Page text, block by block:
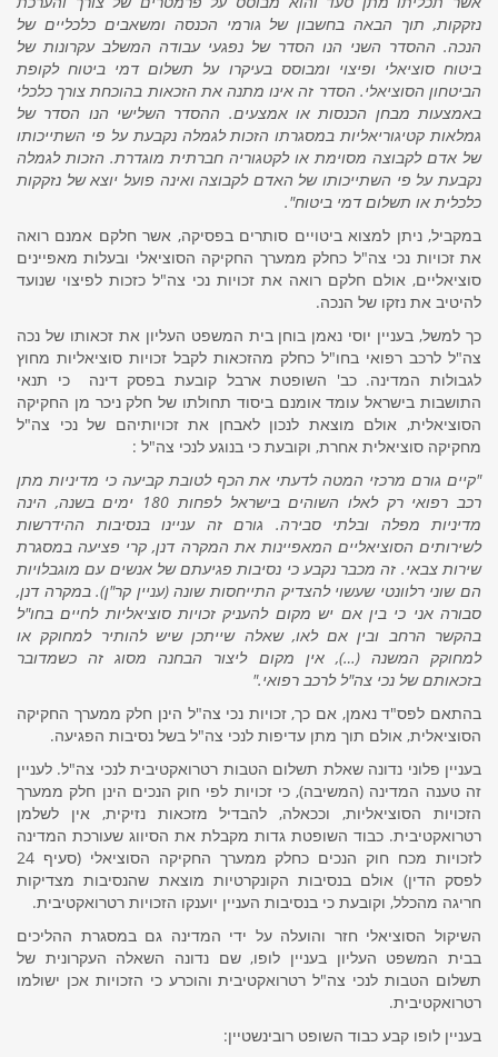
נזקקות, תוך הבאה בחשבון של גורמי הכנסה ומשאבים כלכליים של
הנכה. ההסדר השני הנו הסדר של נפגעי עבודה המשלב עקרונות של
ביטוח סוציאלי ופיצוי ומבוסס בעיקרו על תשלום דמי ביטוח לקופת
הביטחון הסוציאלי. הסדר זה אינו מתנה את הזכאות בהוכחת צורך כלכלי
באמצעות מבחן הכנסות או אמצעים. ההסדר השלישי הנו הסדר של
גמלאות קטיגוריאליות במסגרתו הזכות לגמלה נקבעת על פי השתייכותו
של אדם לקבוצה מסוימת או לקטגוריה חברתית מוגדרת. הזכות לגמלה
נקבעת על פי השתייכותו של האדם לקבוצה ואינה פועל יוצא של נזקקות
כלכלית או תשלום דמי ביטוח".
במקביל, ניתן למצוא ביטויים סותרים בפסיקה, אשר חלקם אמנם רואה
את זכויות נכי צה"ל כחלק ממערך החקיקה הסוציאלי ובעלות מאפיינים
סוציאליים, אולם חלקם רואה את זכויות נכי צה"ל כזכות לפיצוי שנועד
להיטיב את נזקו של הנכה.
כך למשל, בעניין יוסי נאמן בוחן בית המשפט העליון את זכאותו של נכה
צה"ל לרכב רפואי בחו"ל כחלק מהזכאות לקבל זכויות סוציאליות מחוץ
לגבולות המדינה. כב' השופטת ארבל קובעת בפסק דינה
כי תנאי
התושבות בישראל עומד אומנם ביסוד תחולתו של חלק ניכר מן החקיקה
הסוציאלית, אולם מוצאת לנכון לאבחן את זכויותיהם של נכי צה"ל
מחקיקה סוציאלית אחרת, וקובעת כי בנוגע לנכי צה"ל :
"קיים גורם מרכזי המטה לדעתי את הכף לטובת קביעה כי מדיניות מתן
רכב רפואי רק לאלו השוהים בישראל לפחות 180 ימים בשנה, הינה
מדיניות מפלה ובלתי סבירה. גורם זה עניינו בנסיבות ההידרשות
לשירותים הסוציאליים המאפיינות את המקרה דנן, קרי פציעה במסגרת
שירות צבאי. זה מכבר נקבע כי נסיבות פגיעתם של אנשים עם מוגבלויות
הם שוני רלוונטי שעשוי להצדיק התייחסות שונה (עניין קר"ן). במקרה דנן,
סבורה אני כי בין אם יש מקום להעניק זכויות סוציאליות לחיים בחו"ל
בהקשר הרחב ובין אם לאו, שאלה שייתכן שיש להותיר למחוקק או
למחוקק המשנה (…), אין מקום ליצור הבחנה מסוג זה כשמדובר
בזכאותם של נכי צה"ל לרכב רפואי."
בהתאם לפס"ד נאמן, אם כך, זכויות נכי צה"ל הינן חלק ממערך החקיקה
הסוציאלית, אולם תוך מתן עדיפות לנכי צה"ל בשל נסיבות הפגיעה.
בעניין פלוני נדונה שאלת תשלום הטבות רטרואקטיבית לנכי צה"ל. לעניין
זה טענה המדינה (המשיבה), כי זכויות לפי חוק הנכים הינן חלק ממערך
הזכויות הסוציאליות, וככאלה, להבדיל מזכאות נזיקית, אין לשלמן
רטרואקטיבית. כבוד השופטת גדות מקבלת את הסיווג שעורכת המדינה
לזכויות מכח חוק הנכים כחלק ממערך החקיקה הסוציאלי (סעיף 24
לפסק הדין) אולם בנסיבות הקונקרטיות מוצאת שהנסיבות מצדיקות
חריגה מהכלל, וקובעת כי בנסיבות העניין יוענקו הזכויות רטרואקטיבית.
השיקול הסוציאלי חזר והועלה על ידי המדינה גם במסגרת ההליכים
בבית המשפט העליון בעניין לופו, שם נדונה השאלה העקרונית של
תשלום הטבות לנכי צה"ל רטרואקטיבית והוכרע כי הזכויות אכן ישולמו
רטרואקטיבית.
בעניין לופו קבע כבוד השופט רובינשטיין: